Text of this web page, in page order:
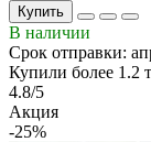
Купить
В наличии
Срок отправки:
Купили более 1.2
4.8/5
Акция
-25%